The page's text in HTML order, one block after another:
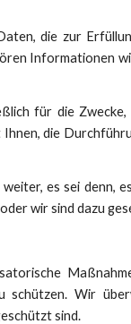
die zur
Informationen
für die
die
es sei denn,
wir sind dazu
Wir
sind.